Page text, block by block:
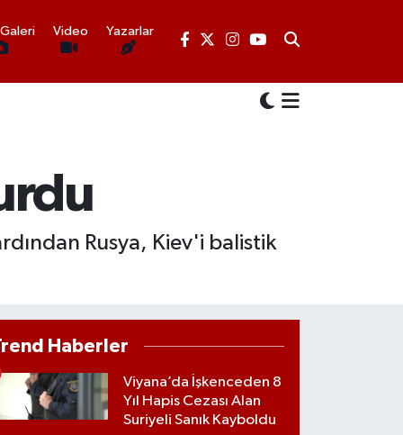
Video Yazarlar
Rusya, Kiev'i balistik
Haberler
Viyana’da İşkenceden 8
Yıl Hapis Cezası Alan
Suriyeli Sanık Kayboldu